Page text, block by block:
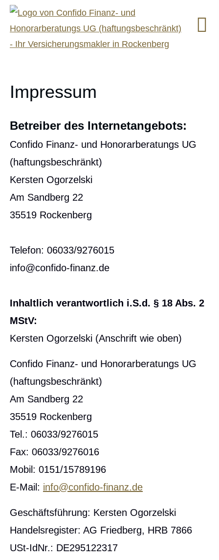
Impressum
Betreiber des Internetangebots:
Confido Finanz- und Honorarberatungs UG
(haftungsbeschränkt)
Kersten Ogorzelski
Am Sandberg 22
35519 Rockenberg
Telefon: 06033/9276015
info@confido-finanz.de
Inhaltlich verantwortlich i.S.d. § 18 Abs. 2
MStV:
Kersten Ogorzelski (Anschrift wie oben)
Confido Finanz- und Honorarberatungs UG
(haftungsbeschränkt)
Am Sandberg 22
35519 Rockenberg
Tel.: 06033/9276015
Fax: 06033/9276016
Mobil: 0151/15789196
E-Mail: info@confido-finanz.de
Geschäftsführung: Kersten Ogorzelski
Handelsregister: AG Friedberg, HRB 7866
USt-IdNr.: DE295122317